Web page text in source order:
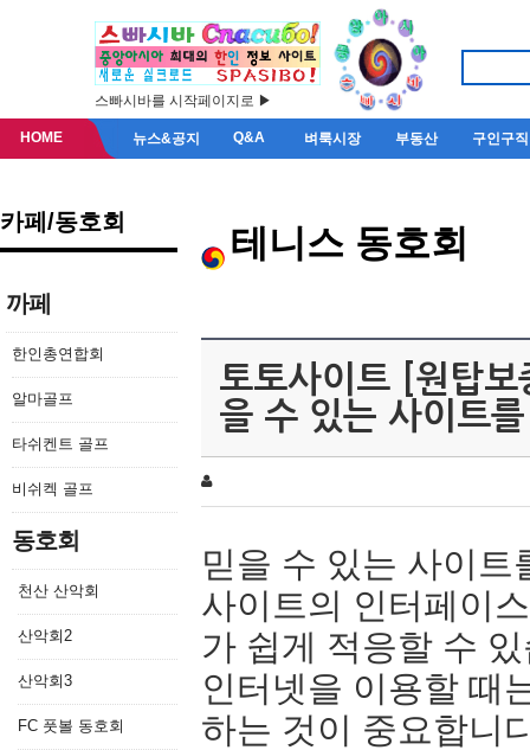
스빠시바를 시작페이지로 ▶
HOME 뉴스&공지 Q&A 벼룩시장 부동산 구인구직
카페/동호회
까페
한인총연합회
알마골프
타쉬켄트 골프
비쉬켁 골프
동호회
천산 산악회
산악회2
산악회3
FC 풋볼 동호회
테니스 동호회
토토사이트 [원탑
을 수 있는 사이트
믿을 수 있는 사이트
사이트의 인터페이
가 쉽게 적응할 수
인터넷을 이용할 때
하는 것이 중요합니